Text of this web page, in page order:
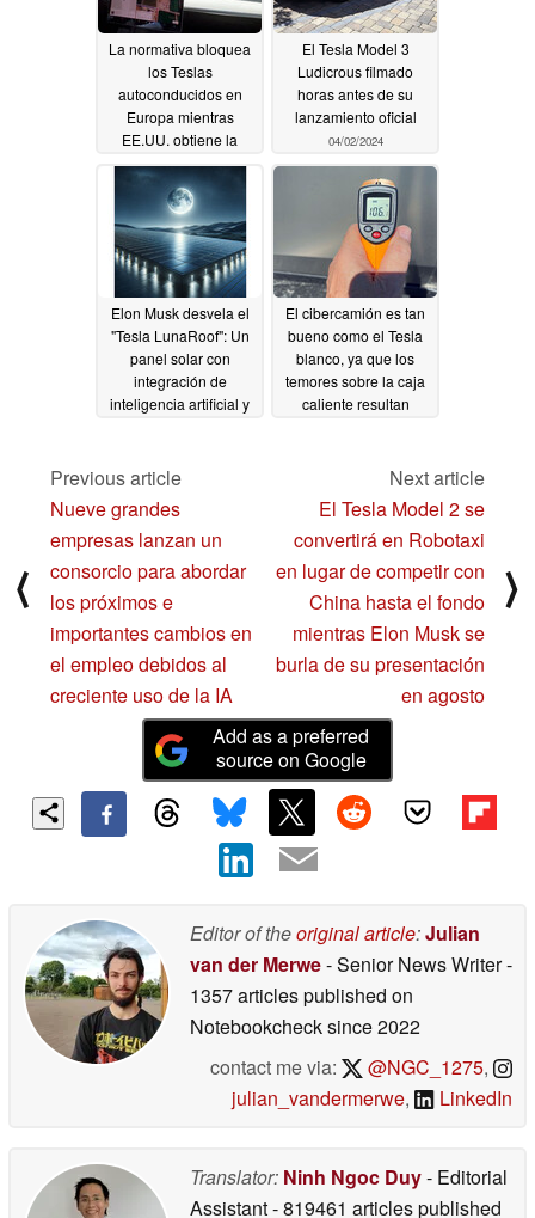
La normativa bloquea
los Teslas
autoconducidos en
Europa mientras
EE.UU. obtiene la
transferencia gratuita
de FSD y el filtro de
créditos fiscales
04/05/2024
El Tesla Model 3
Ludicrous filmado
horas antes de su
lanzamiento oficial
04/02/2024
Elon Musk desvela el
"Tesla LunaRoof": Un
panel solar con
integración de
inteligencia artificial y
electricidad por la
El cibercamión es tan
bueno como el Tesla
blanco, ya que los
temores sobre la caja
caliente resultan
⟨
Previous article
Nueve grandes
empresas lanzan un
consorcio para abordar
los próximos e
importantes cambios en
el empleo debidos al
creciente uso de la IA
Next article
El Tesla Model 2 se
convertirá en Robotaxi
en lugar de competir con
China hasta el fondo
mientras Elon Musk se
burla de su presentación
en agosto
⟩
Add as a preferred
source on Google
Editor of theoriginal article:Julian
van der Merwe- Senior News Writer-
1357 articles published on
Notebookchecksince 2022
contact me via:
@NGC_1275,
julian_vandermerwe, LinkedIn
Translator: Ninh Ngoc Duy- Editorial
Assistant- 819461 articles published